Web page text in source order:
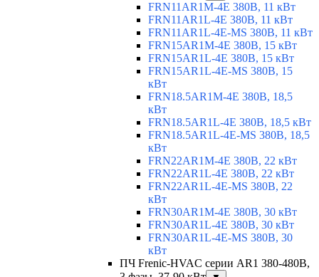
FRN11AR1M-4E 380В, 11 кВт
FRN11AR1L-4E 380В, 11 кВт
FRN11AR1L-4E-MS 380В, 11 кВт
FRN15AR1M-4E 380В, 15 кВт
FRN15AR1L-4E 380В, 15 кВт
FRN15AR1L-4E-MS 380В, 15
кВт
FRN18.5AR1M-4E 380В, 18,5
кВт
FRN18.5AR1L-4E 380В, 18,5 кВт
FRN18.5AR1L-4E-MS 380В, 18,5
кВт
FRN22AR1M-4E 380В, 22 кВт
FRN22AR1L-4E 380В, 22 кВт
FRN22AR1L-4E-MS 380В, 22
кВт
FRN30AR1M-4E 380В, 30 кВт
FRN30AR1L-4E 380В, 30 кВт
FRN30AR1L-4E-MS 380В, 30
кВт
ПЧ Frenic-HVAC серии AR1 380-480В,